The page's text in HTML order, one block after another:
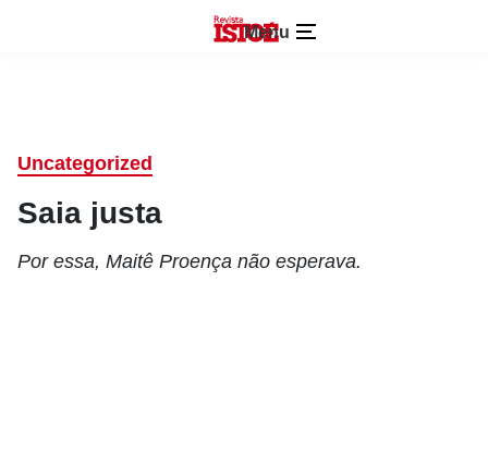
Menu
Uncategorized
Saia justa
Por essa, Maitê Proença não esperava.